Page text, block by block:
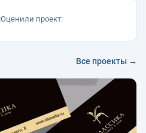
Оценили проект:
Все проекты →